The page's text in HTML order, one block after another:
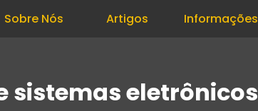
Sobre Nós Artigos Informações
sistemas eletrônicos